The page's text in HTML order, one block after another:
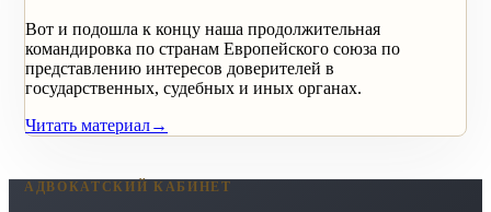
Вот и подошла к концу наша продолжительная
командировка по странам Европейского союза по
представлению интересов доверителей в
государственных, судебных и иных органах.
Читать материал→
АДВОКАТСКИЙ КАБИНЕТ